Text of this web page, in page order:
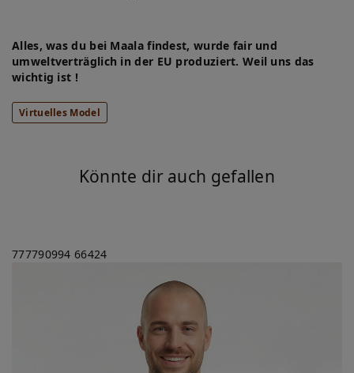
Alles, was du bei Maala findest, wurde fair und
umweltverträglich in der EU produziert. Weil uns das
wichtig ist !
Virtuelles Model
Könnte dir auch gefallen
777790994 66424